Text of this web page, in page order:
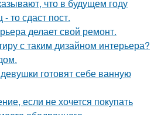
что в будущем году
то сдаст пост.
делает свой ремонт.
с таким дизайном интерьера?
готовят себе ванную
если не хочется покупать